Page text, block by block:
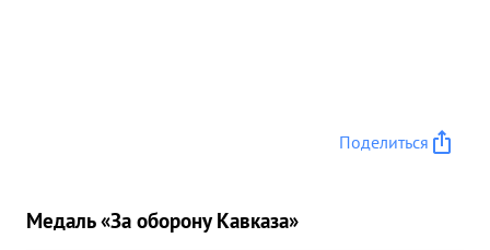
Поделиться
Медаль «За оборону Кавказа»